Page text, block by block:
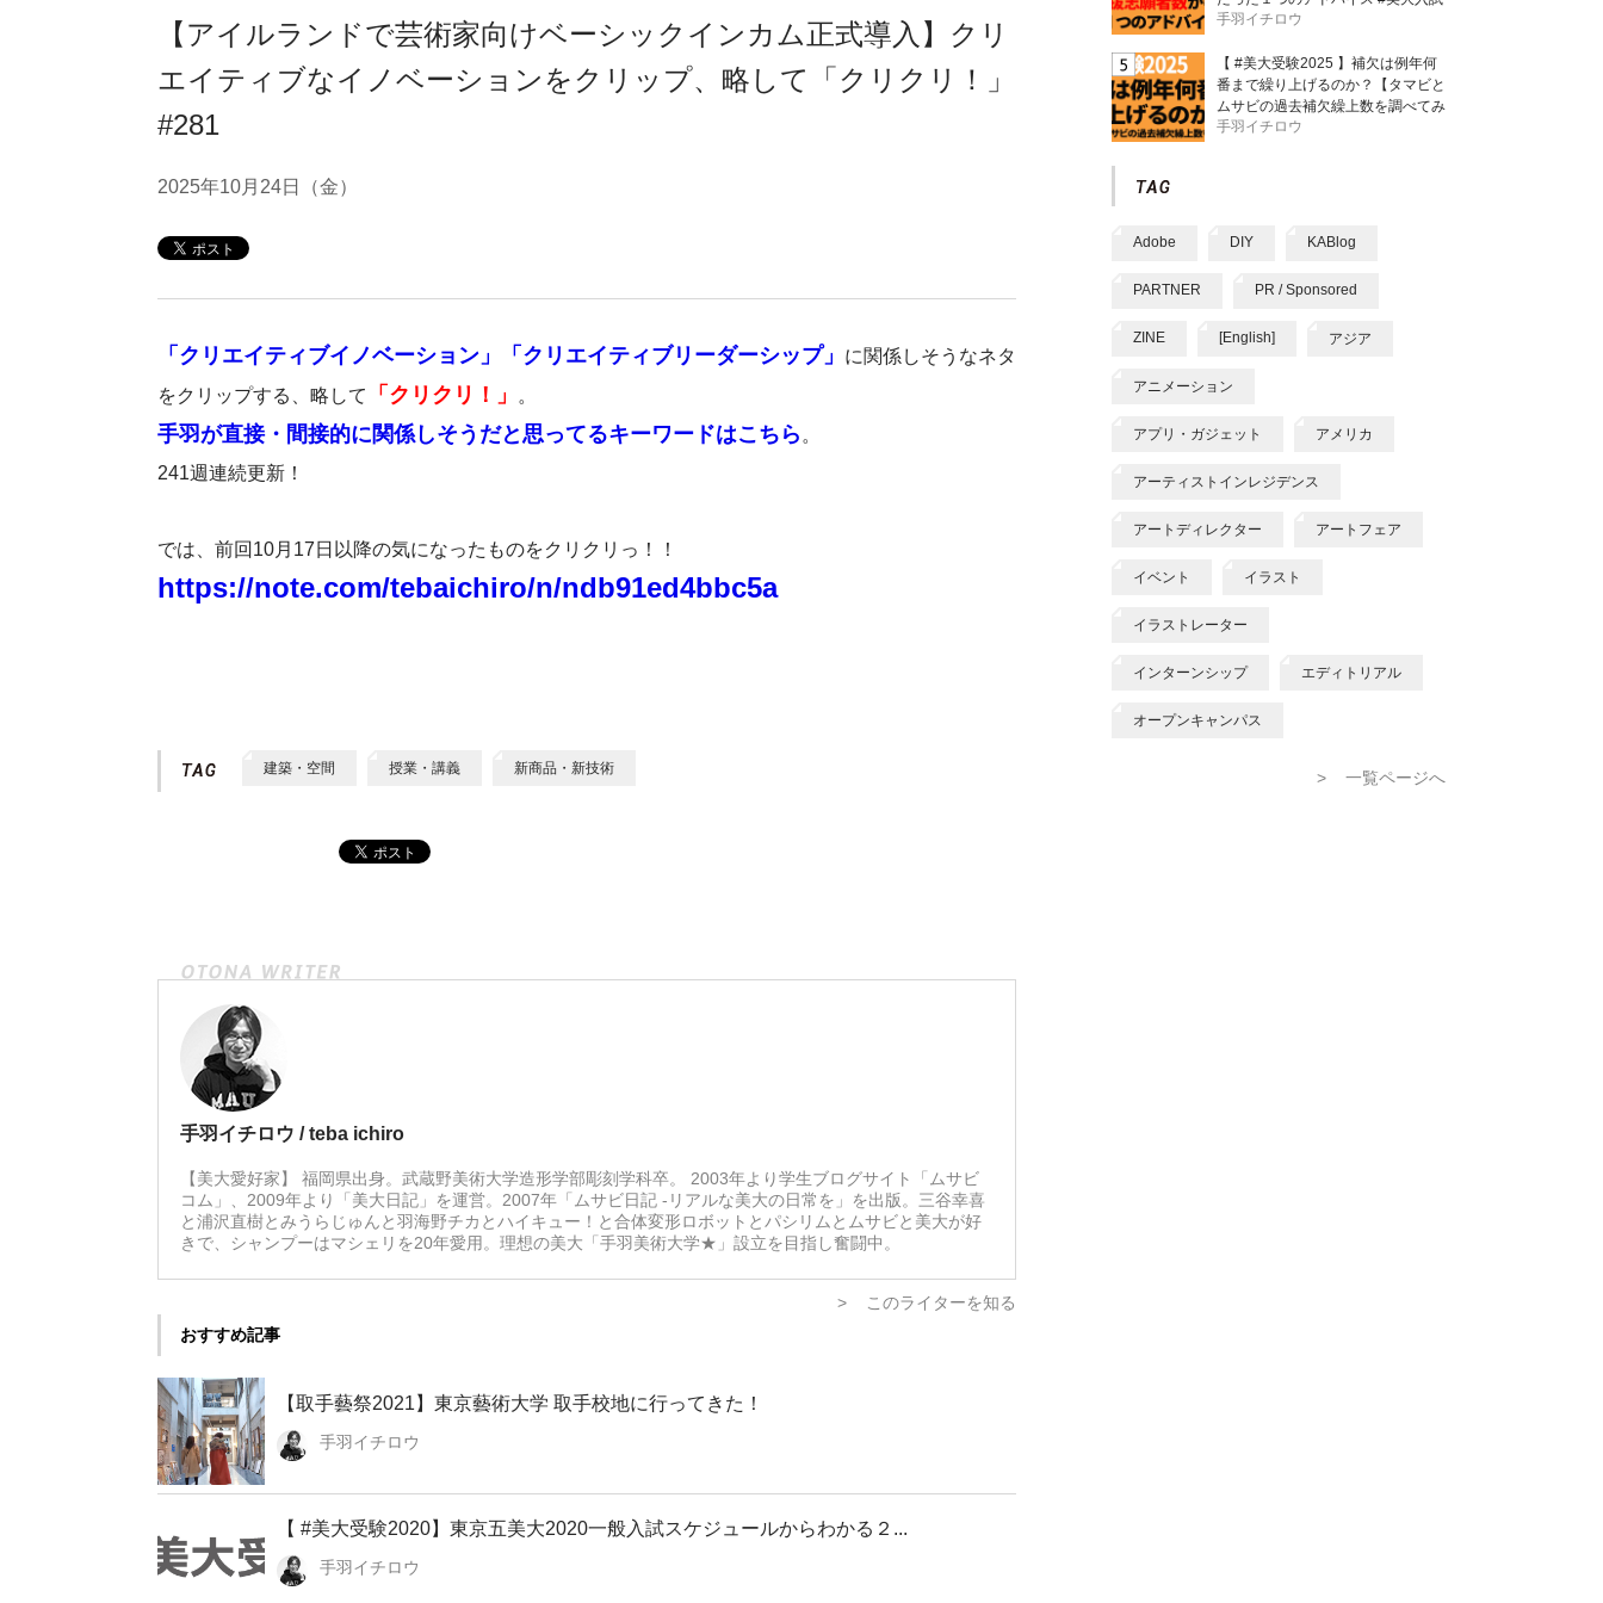
【アイルランドで芸術家向けベーシックインカム正式導入】クリ
エイティブなイノベーションをクリップ、略して「クリクリ！」
#281
2025年10月24日（金）
「クリエイティブイノベーション」「クリエイティブリーダーシップ」
に関係しそうなネタ
をクリップする、略して
「クリクリ！」 。
手羽が直接・間接的に関係しそうだと思ってるキーワードはこちら 。
241週連続更新！
では、前回10月17日以降の気になったものをクリクリっ！！
https://note.com/tebaichiro/n/ndb91ed4bbc5a
建築・空間 授業・講義 新商品・新技術
手羽イチロウ / teba ichiro
【美大愛好家】 福岡県出身。武蔵野美術大学造形学部彫刻学科卒。 2003年より学生ブログサイト「ムサビ
コム」、2009年より「美大日記」を運営。2007年「ムサビ日記 -リアルな美大の日常を」を出版。三谷幸喜
と浦沢直樹とみうらじゅんと羽海野チカとハイキュー！と合体変形ロボットとパシリムとムサビと美大が好
きで、シャンプーはマシェリを20年愛用。理想の美大「手羽美術大学★」設立を目指し奮闘中。
>
このライターを知る
おすすめ記事
【取手藝祭2021】東京藝術大学 取手校地に行ってきた！
手羽イチロウ
【 #美大受験2020】東京五美大2020一般入試スケジュールからわかる２...
手羽イチロウ
手羽イチロウ
【 #美大受験2025 】補欠は例年何
番まで繰り上げるのか？【タマビと
ムサビの過去補欠繰上数を調べてみ
た】
手羽イチロウ
Adobe DIY KABlog
PARTNER PR / Sponsored
ZINE [English] アジア
アニメーション
アプリ・ガジェット アメリカ
アーティストインレジデンス
アートディレクター アートフェア
イベント イラスト
イラストレーター
インターンシップ エディトリアル
オープンキャンパス
> 一覧ページへ